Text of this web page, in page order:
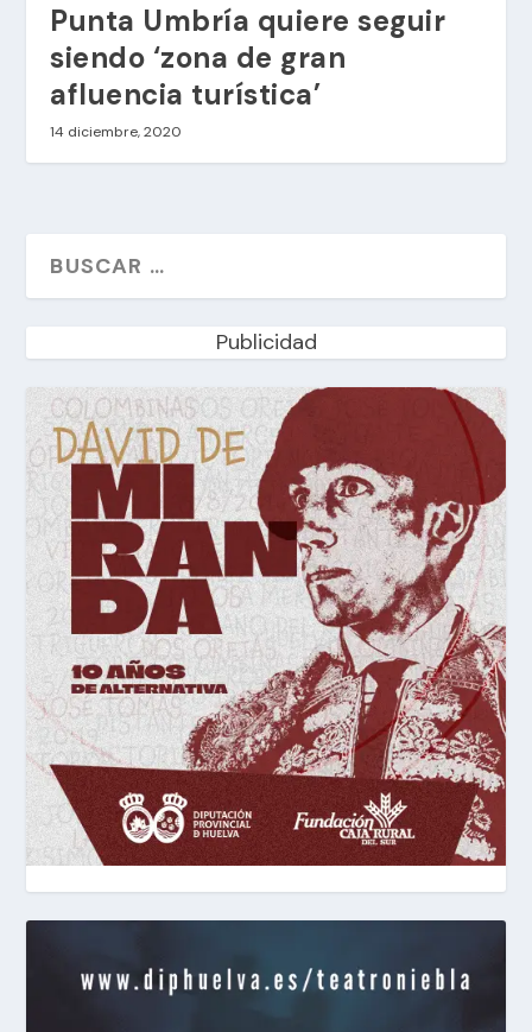
Punta Umbría quiere seguir
siendo ‘zona de gran
afluencia turística’
14 diciembre, 2020
Publicidad